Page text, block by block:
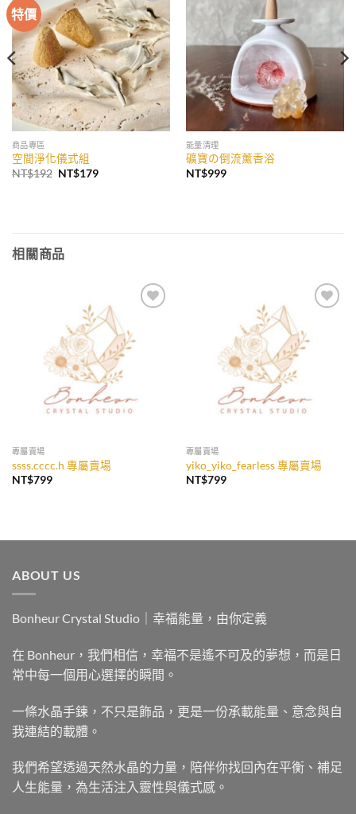
特價
加入
收藏
商品專區
空間淨化儀式組
NT$192 原
NT$179目
收藏
能量清理
礦寶の倒流薰香浴
NT$999
相關商品
專屬賣場
ssss.cccc.h 專屬賣場
NT$799
專屬賣場
yiko_yiko_fearless 專屬賣場
NT$799
ABOUT US
Bonheur Crystal Studio｜幸福能量，由你定義
在 Bonheur，我們相信，幸福不是遙不可及的夢想，而是日
常中每一個用心選擇的瞬間。
一條水晶手鍊，不只是飾品，更是一份承載能量、意念與自
我連結的載體。
我們希望透過天然水晶的力量，陪伴你找回內在平衡、補足
人生能量，為生活注入靈性與儀式感。